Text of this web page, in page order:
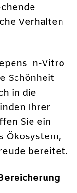
Verhalten
In-Vitro
Schönheit
in die
Ihrer
Sie ein
Ökosystem,
bereitet.